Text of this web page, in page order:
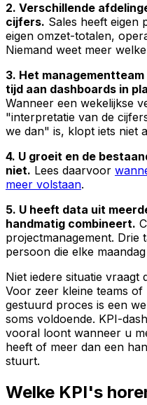
2. Verschillende
cijfers. Sales heeft eigen
eigen omzet-totalen,
Niemand weet meer
3. Het
tijd aan dashboards in
Wanneer een wekelijkse
"interpretatie van de
we dan" is, klopt iets niet
4. U groeit en de
niet. Lees daarvoor
meer volstaan.
5. U heeft data uit
handmatig combineert.
projectmanagement. Drie
persoon die elke
Niet iedere situatie vraagt
Voor zeer kleine teams of
gestuurd proces is een
soms voldoende. KPI-
vooral loont wanneer u
heeft of meer dan een
stuurt.
Welke KPI's